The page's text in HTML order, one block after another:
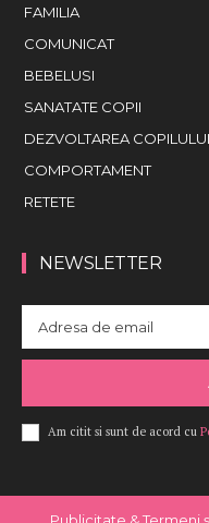
FAMILIA
COMUNICAT
BEBELUSI
SANATATE COPII
DEZVOLTAREA COPILULUI
COMPORTAMENT
RETETE
NEWSLETTER
Am citit si sunt de acord cu
Publicitate & Termeni